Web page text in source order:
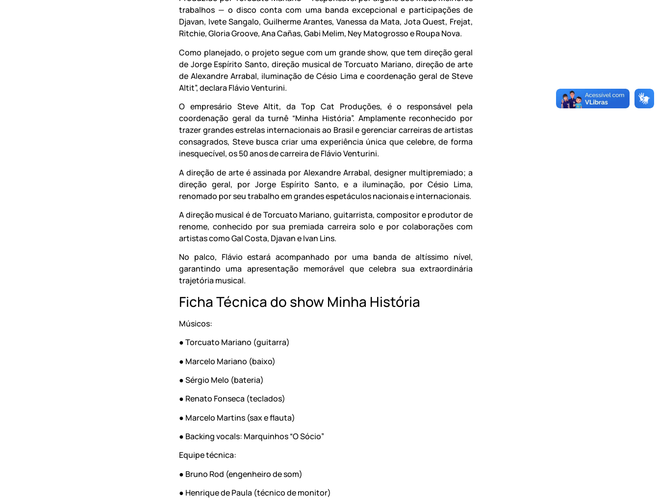
trabalhos — o disco conta com uma banda excepcional e participações de
Djavan, Ivete Sangalo, Guilherme Arantes, Vanessa da Mata, Jota Quest, Frejat,
Ritchie, Gloria Groove, Ana Cañas, Gabi Melim, Ney Matogrosso e Roupa Nova.
Como planejado, o projeto segue com um grande show, que tem direção geral
de Jorge Espírito Santo, direção musical de Torcuato Mariano, direção de arte
de Alexandre Arrabal, iluminação de Césio Lima e coordenação geral de Steve
Altit”, declara Flávio Venturini.
O empresário Steve Altit, da Top Cat Produções, é o responsável pela
coordenação geral da turnê “Minha História”. Amplamente reconhecido por
trazer grandes estrelas internacionais ao Brasil e gerenciar carreiras de artistas
consagrados, Steve busca criar uma experiência única que celebre, de forma
inesquecível, os 50 anos de carreira de Flávio Venturini.
A direção de arte é assinada por Alexandre Arrabal, designer multipremiado; a
direção geral, por Jorge Espírito Santo, e a iluminação, por Césio Lima,
renomado por seu trabalho em grandes espetáculos nacionais e internacionais.
A direção musical é de Torcuato Mariano, guitarrista, compositor e produtor de
renome, conhecido por sua premiada carreira solo e por colaborações com
artistas como Gal Costa, Djavan e Ivan Lins.
No palco, Flávio estará acompanhado por uma banda de altíssimo nível,
garantindo uma apresentação memorável que celebra sua extraordinária
trajetória musical.
Ficha Técnica do show Minha História
Músicos:
● Torcuato Mariano (guitarra)
● Marcelo Mariano (baixo)
● Sérgio Melo (bateria)
● Renato Fonseca (teclados)
● Marcelo Martins (sax e flauta)
● Backing vocals: Marquinhos “O Sócio”
Equipe técnica:
● Bruno Rod (engenheiro de som)
● Henrique de Paula (técnico de monitor)